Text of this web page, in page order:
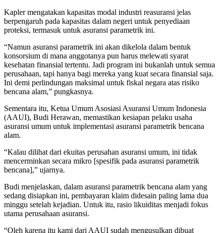
Kapler mengatakan kapasitas modal industri reasuransi jelas
berpengaruh pada kapasitas dalam negeri untuk penyediaan
proteksi, termasuk untuk asuransi parametrik ini.
“Namun asuransi parametrik ini akan dikelola dalam bentuk
konsorsium di mana anggotanya pun harus melewati syarat
kesehatan finansial tertentu. Jadi program ini bukanlah untuk semua
perusahaan, tapi hanya bagi mereka yang kuat secara finansial saja.
Ini demi perlindungan maksimal untuk fiskal negara atas risiko
bencana alam,” pungkasnya.
Sementara itu, Ketua Umum Asosiasi Asuransi Umum Indonesia
(AAUI), Budi Herawan, memastikan kesiapan pelaku usaha
asuransi umum untuk implementasi asuransi parametrik bencana
alam.
“Kalau dilihat dari ekuitas perusahan asuransi umum, ini tidak
mencerminkan secara mikro [spesifik pada asuransi parametrik
bencana],” ujarnya.
Budi menjelaskan, dalam asuransi parametrik bencana alam yang
sedang disiapkan ini, pembayaran klaim didesain paling lama dua
minggu setelah kejadian. Untuk itu, rasio likuiditas menjadi fokus
utama perusahaan asuransi.
“Oleh karena itu kami dari AAUI sudah mengusulkan dibuat